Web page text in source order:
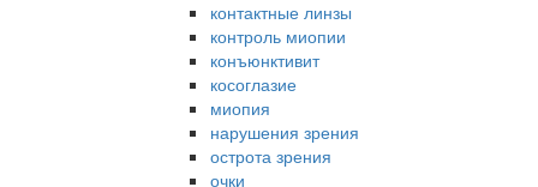
контактные линзы
контроль миопии
конъюнктивит
косоглазие
миопия
нарушения зрения
острота зрения
очки